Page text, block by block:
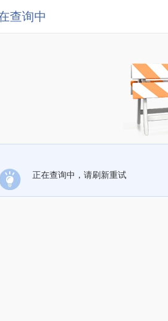
查询中
正在查询中，请刷新重试